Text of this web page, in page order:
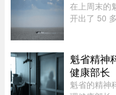
在上周末的
开出了 50
内的多支魁
魁省精神
健康部长
魁省的精神